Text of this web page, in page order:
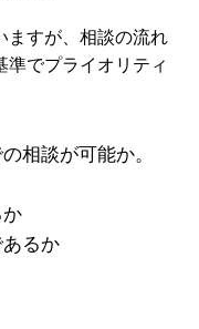
すが、 相談の流れ
準でプライオリティ
相談が可能か。
るか